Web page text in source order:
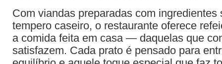
Com viandas preparadas com ingredientes
tempero caseiro, o restaurante oferece
a comida feita em casa — daquelas que
satisfazem. Cada prato é pensado para